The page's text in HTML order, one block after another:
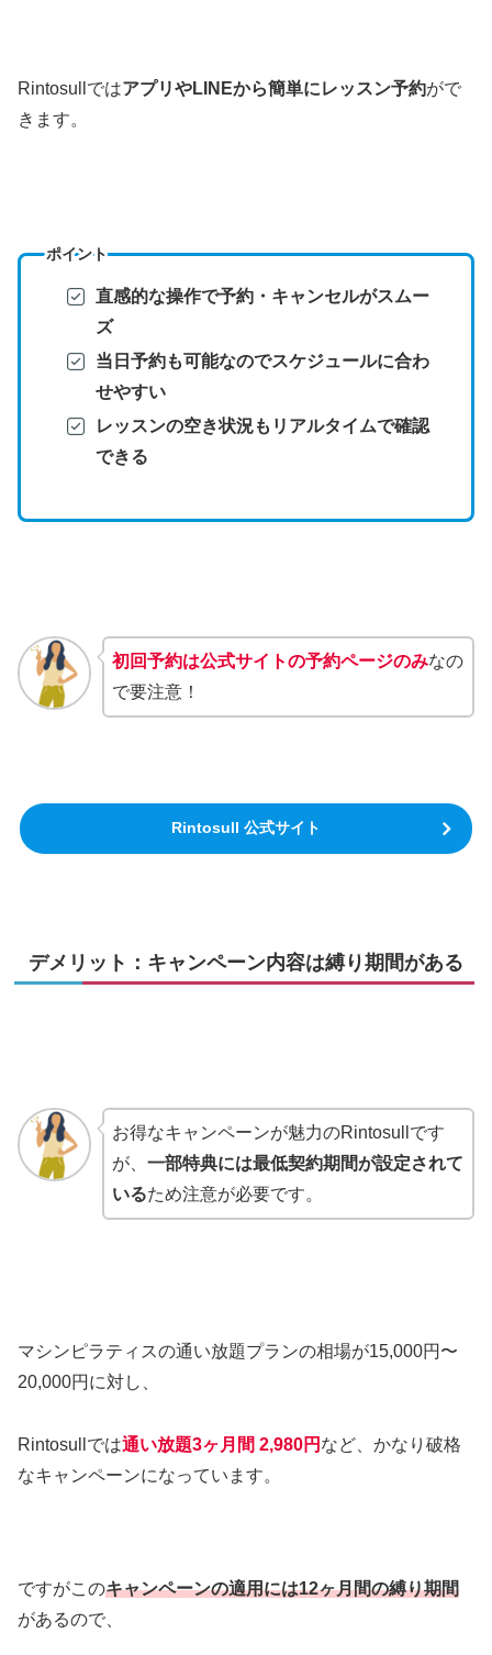
RintosullではアプリやLINEから簡単にレッスン予約がで
きます。
ポイント
直感的な操作で予約・キャンセルがスムー
ズ
当日予約も可能なのでスケジュールに合わ
せやすい
レッスンの空き状況もリアルタイムで確認
できる
初回予約は公式サイトの予約ページのみなの
で要注意！
Rintosull 公式サイト
デメリット：キャンペーン内容は縛り期間がある
お得なキャンペーンが魅力のRintosullです
が、 一部特典には最低契約期間が設定されて
いるため注意が必要です。
マシンピラティスの通い放題プランの相場が15,000円〜
20,000円に対し、
Rintosullでは通い放題3ヶ月間 2,980円 など、かなり破格
なキャンペーンになっています。
ですがこのキャンペーンの適用には12ヶ月間の縛り期間
があるので、